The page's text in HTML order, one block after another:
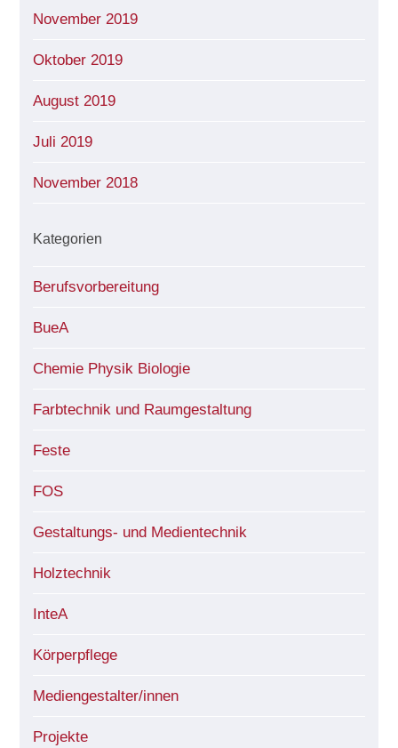
November 2019
Oktober 2019
August 2019
Juli 2019
November 2018
Kategorien
Berufsvorbereitung
BueA
Chemie Physik Biologie
Farbtechnik und Raumgestaltung
Feste
FOS
Gestaltungs- und Medientechnik
Holztechnik
InteA
Körperpflege
Mediengestalter/innen
Projekte